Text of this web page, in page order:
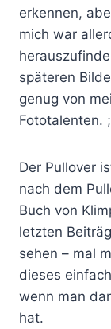
erkennen,
mich war
späteren
genug von
Fototalenten.
Der Pullover
nach dem
Buch von
letzten
sehen – mal
dieses
wenn man
hat.